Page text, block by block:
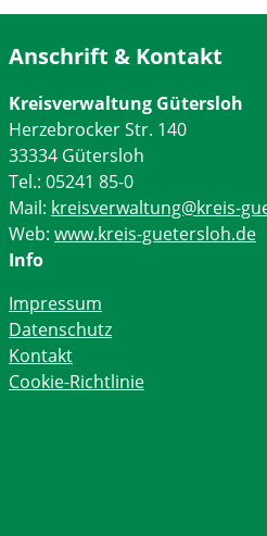
Anschrift & Kontakt
Kreisverwaltung Gütersloh
Herzebrocker Str. 140
33334 Gütersloh
Tel.: 05241 85-0
Mail: kreisverwaltung@kreis-
Web: www.kreis-guetersloh.de
Info
Impressum
Datenschutz
Kontakt
Cookie-Richtlinie